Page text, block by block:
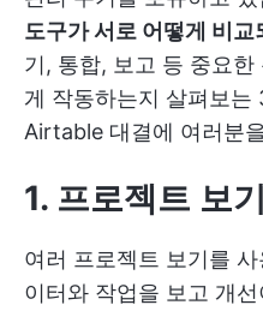
도구가 서로 어떻게 비교
기, 통합, 보고 등 중요
게 작동하는지 살펴보는
Airtable 대결에 여러분
1. 프로젝트 보기
여러 프로젝트 보기를
이터와 작업을 보고 개